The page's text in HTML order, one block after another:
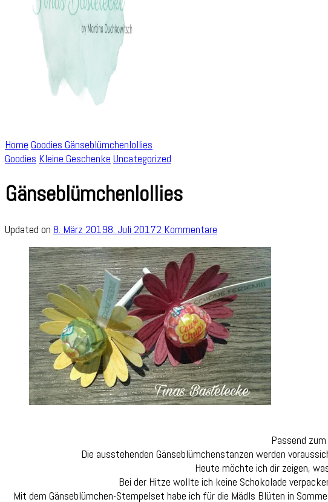
Home Goodies Gänseblümchenlollies
Goodies Kleine Geschenke Uncategorized
Gänseblümchenlollies
Updated on 8. März 20198. Juli 20172 Kommentare
Passend
Die ausstehenden Gänseblümchenstanzen werden
Heute möchte ich dir zeigen,
Bei der Hitze wollte ich keine Schokolade
Mit dem Gänseblümchen-Stempelset habe ich für die Mädls Blüten in